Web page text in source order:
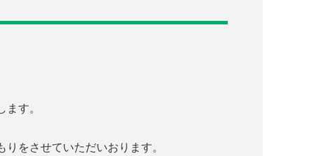
す。
をさせていただいおります。